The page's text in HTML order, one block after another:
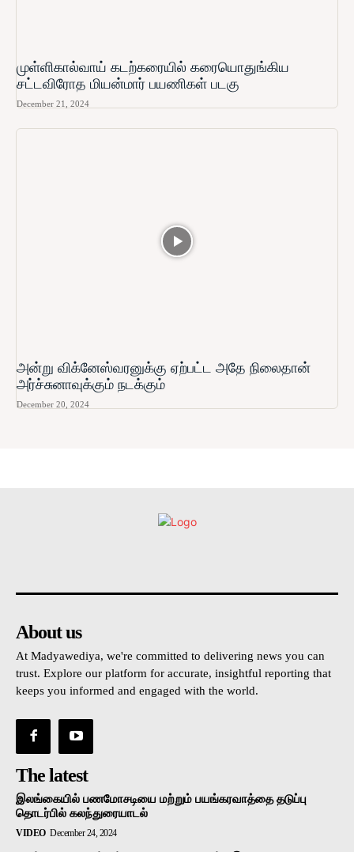
முள்ளிகால்வாய் கடற்கரையில் கரையொதுங்கிய
சட்டவிரோத மியன்மார் பயணிகள் படகு
December 21, 2024
அன்று விக்னேஸ்வரனுக்கு ஏற்பட்ட அதே நிலைதான்
அர்ச்சுனாவுக்கும் நடக்கும்
December 20, 2024
About us
At Madyawediya, we're committed to delivering news you can
trust. Explore our platform for accurate, insightful reporting that
keeps you informed and engaged with the world.
The latest
இலங்கையில் பணமோசடியை மற்றும் பயங்கரவாத்தை தடுப்பு
தொடர்பில் கலந்துரையாடல்
VIDEO December 24, 2024